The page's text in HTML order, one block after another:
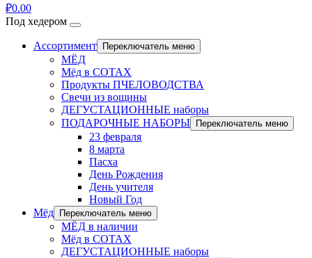
₽0.00
Под хедером
Ассортимент Переключатель меню
МЁД
Мёд в СОТАХ
Продукты ПЧЕЛОВОДСТВА
Свечи из вощины
ДЕГУСТАЦИОННЫЕ наборы
ПОДАРОЧНЫЕ НАБОРЫ
Переключатель меню
23 февраля
8 марта
Пасха
День Рождения
День учителя
Новый Год
Мёд
Переключатель меню
МЁД в наличии
Мёд в СОТАХ
ДЕГУСТАЦИОННЫЕ наборы